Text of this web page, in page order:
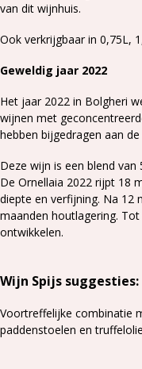
van dit wijnhuis.
Ook verkrijgbaar in 0,75L,
Geweldig jaar 2022
Het jaar 2022 in Bolgheri
wijnen met
hebben bijgedragen aan
Deze wijn is een blend van
De Ornellaia 2022 rijpt 18
diepte en verfijning. Na 12
maanden houtlagering.
ontwikkelen.
Wijn Spijs suggesties:
Voortreffelijke combinatie
paddenstoelen en